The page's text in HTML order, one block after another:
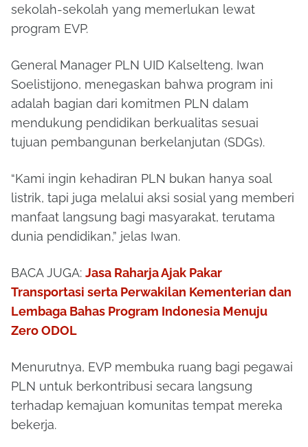
sekolah-sekolah yang memerlukan lewat
program EVP.
General Manager PLN UID Kalselteng, Iwan
Soelistijono, menegaskan bahwa program ini
adalah bagian dari komitmen PLN dalam
mendukung pendidikan berkualitas sesuai
tujuan pembangunan berkelanjutan (SDGs).
“Kami ingin kehadiran PLN bukan hanya soal
listrik, tapi juga melalui aksi sosial yang memberi
manfaat langsung bagi masyarakat, terutama
dunia pendidikan,” jelas Iwan.
BACA JUGA: Jasa Raharja Ajak Pakar
Transportasi serta Perwakilan Kementerian dan
Lembaga Bahas Program Indonesia Menuju
Zero ODOL
Menurutnya, EVP membuka ruang bagi pegawai
PLN untuk berkontribusi secara langsung
terhadap kemajuan komunitas tempat mereka
bekerja.